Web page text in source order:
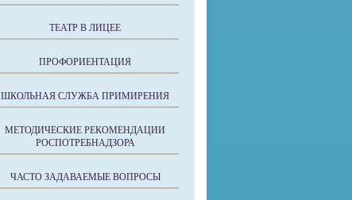
ТЕАТР В ЛИЦЕЕ
ПРОФОРИЕНТАЦИЯ
ШКОЛЬНАЯ СЛУЖБА ПРИМИРЕНИЯ
МЕТОДИЧЕСКИЕ РЕКОМЕНДАЦИИ
РОСПОТРЕБНАДЗОРА
ЧАСТО ЗАДАВАЕМЫЕ ВОПРОСЫ